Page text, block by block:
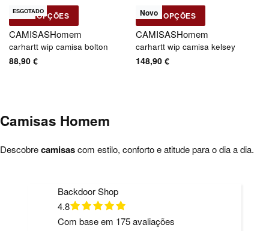
Novo
ESGOTADO
VER OPÇÕES
Carhartt WIP
CAMISASHomem
carhartt wip camisa bolton
88,90 €
Novo
VER OPÇÕES
Carhartt WIP
CAMISASHomem
carhartt wip camisa kelsey
148,90 €
Camisas Homem
Descobrecamisascom estilo, conforto e atitude para o dia a dia.
Backdoor Shop
4.8
Com base em 175avaliações